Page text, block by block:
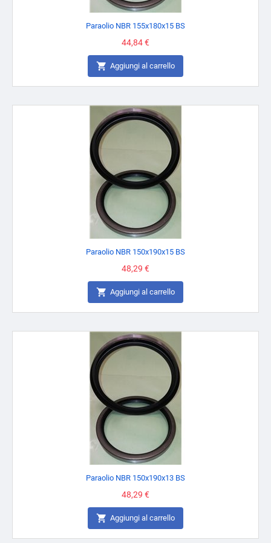
Paraolio NBR 155x180x15 BS
Prezzo
44,84 €
 Aggiungi al carrello
Paraolio NBR 150x190x15 BS
Prezzo
48,29 €
 Aggiungi al carrello
Paraolio NBR 150x190x13 BS
Prezzo
48,29 €
 Aggiungi al carrello